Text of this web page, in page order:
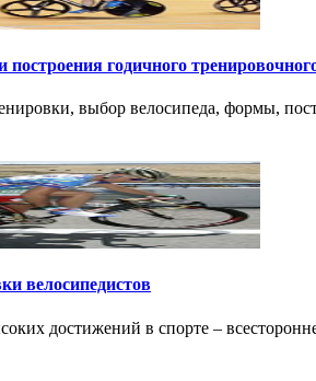
годичного
выбор велосипеда, формы,
велосипедистов
достижений в спорте –